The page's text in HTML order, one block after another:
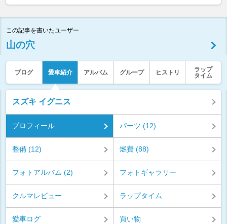
この記事を書いたユーザー
山の穴
ブログ 愛車紹介 アルバム グループ ヒストリ
ラップ
タイム
スズキ イグニス
プロフィール パーツ (12)
整備 (12) 燃費 (88)
フォトアルバム (2) フォトギャラリー
クルマレビュー ラップタイム
愛車ログ 買い物